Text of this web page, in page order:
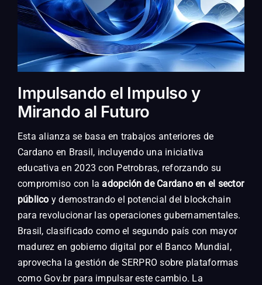
Impulsando el Impulso y
Mirando al Futuro
Esta alianza se basa en trabajos anteriores de
Cardano en Brasil, incluyendo una iniciativa
educativa en 2023 con Petrobras, reforzando su
compromiso con laadopción de Cardano en el sector
público y demostrando el potencial del blockchain
para revolucionar las operaciones gubernamentales.
Brasil, clasificado como el segundo país con mayor
madurez en gobierno digital por el Banco Mundial,
aprovecha la gestión de SERPRO sobre plataformas
como Gov.br para impulsar este cambio. La